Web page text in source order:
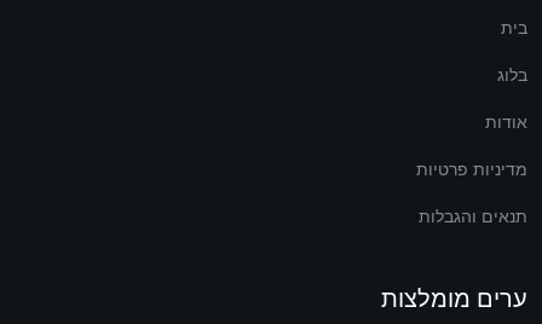
בית
בלוג
אודות
מדיניות פרטיות
תנאים והגבלות
ערים מומלצות